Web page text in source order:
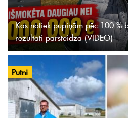
Kas notiek pupiņām pēc 100 %
rezultāti pārsteidza (VIDEO)
Putni